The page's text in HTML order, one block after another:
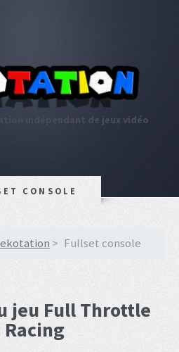
indépendant de jeux vidéo
CONSOLE
Fullset console
jeu Full Throttle